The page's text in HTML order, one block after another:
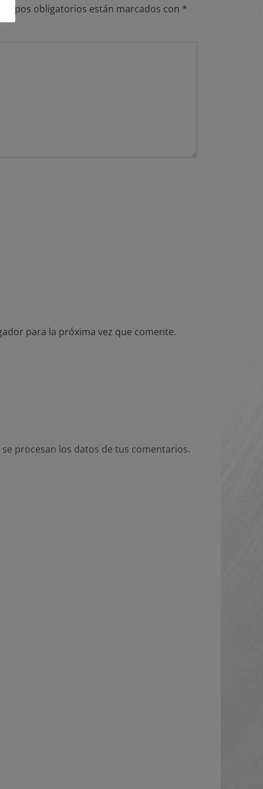
campos obligatorios están marcados con *
para la próxima vez que comente.
procesan los datos de tus comentarios.